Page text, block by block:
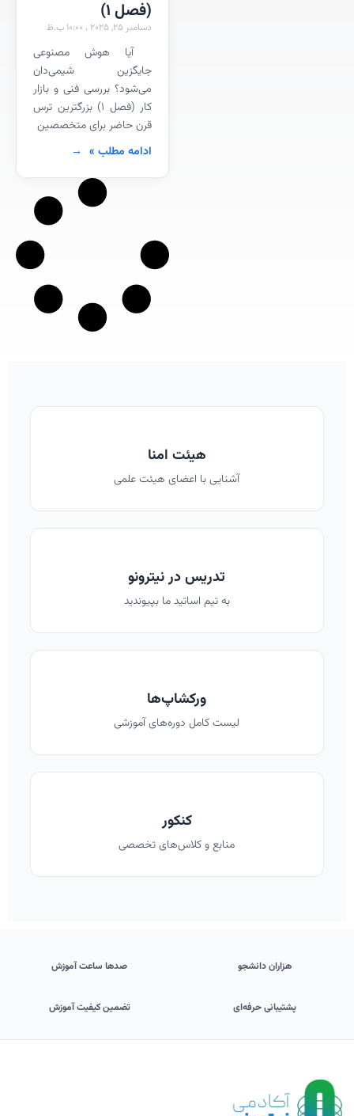
(فصل 1)
دسامبر 25, 2025
آیا هوش مصنوعی
جایگزین شیمی‌دان
می‌شود؟ بررسی فنی و بازار
کار (فصل ۱) بزرگترین ترس
قرن حاضر برای متخصصین
ادامه مطلب »
هیئت امنا
آشنایی با اعضای هیئت علمی
تدریس در نیترونو
به تیم اساتید ما بپیوندید
ورکشاپ‌ها
لیست کامل دوره‌های آموزشی
کنکور
منابع و کلاس‌های تخصصی
هزاران دانشجو صدها ساعت آموزش
پشتیبانی حرفه‌ای تضمین کیفیت آموزش